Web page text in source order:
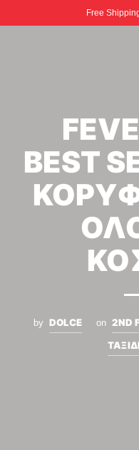
Free
BEST
by DOLCE on 2ND